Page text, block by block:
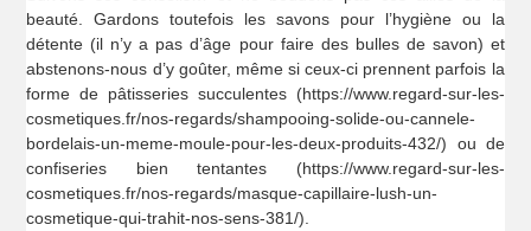
beauté. Gardons toutefois les savons pour l’hygiène ou la
détente (il n’y a pas d’âge pour faire des bulles de savon) et
abstenons-nous d’y goûter, même si ceux-ci prennent parfois la
forme de pâtisseries succulentes (https://www.regard-sur-les-
cosmetiques.fr/nos-regards/shampooing-solide-ou-cannele-
bordelais-un-meme-moule-pour-les-deux-produits-432/) ou de
confiseries bien tentantes (https://www.regard-sur-les-
cosmetiques.fr/nos-regards/masque-capillaire-lush-un-
cosmetique-qui-trahit-nos-sens-381/).